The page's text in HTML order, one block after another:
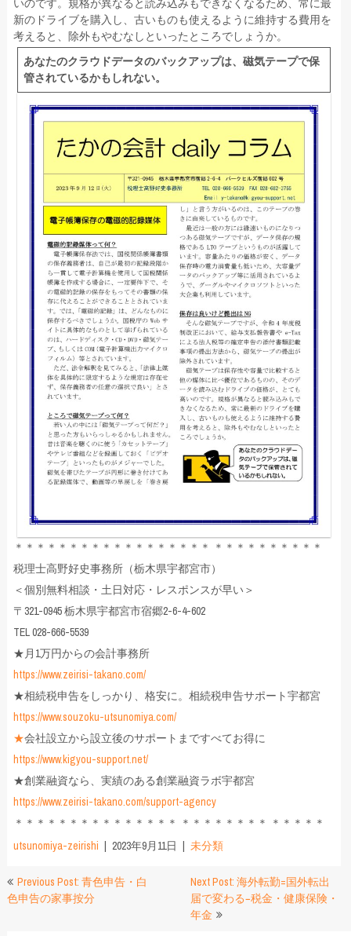
いのです。規格が異なると読み込みもできなくなるため、常に最
新のドライブを購入し、古いものも使えるように維持する費用を
考えると、除外もやむなしといったところでしょうか。
あなたのクラウドデータのバックアップは、磁気テープで保
管されているかもしれない。
＊＊＊＊＊＊＊＊＊＊＊＊＊＊＊＊＊＊ ＊＊＊＊＊＊＊＊＊＊
税理士高野好史事務所（栃木県宇都宮市）
＜個別無料相談・土日対応・レスポンスが早い＞
〒321-0945 栃木県宇都宮市宿郷2-6-4-602
TEL 028-666-5539
★月1万円からの会計事務所
https://www.zeirisi-takano.com/
★相続税申告をしっかり、格安に。相続税申告サポート宇都宮
https://www.souzoku-utsunomiya.com/
★会社設立から設立後のサポートまですべてお得に
https://www.kigyou-support.net/
★創業融資なら、実績のある創業融資ラボ宇都宮
https://www.zeirisi-takano.com/support-agency
＊＊＊＊＊＊＊＊＊＊＊＊＊＊＊ ＊＊＊＊＊＊＊＊ ＊＊＊＊＊
utsunomiya-zeirishi
2023年9月11日 未分類
投
稿
Previous Post: 青色申告・白
色申告の家事按分
Next Post: 海外転勤=国外転出
届で変わる−税金・健康保険・
年金